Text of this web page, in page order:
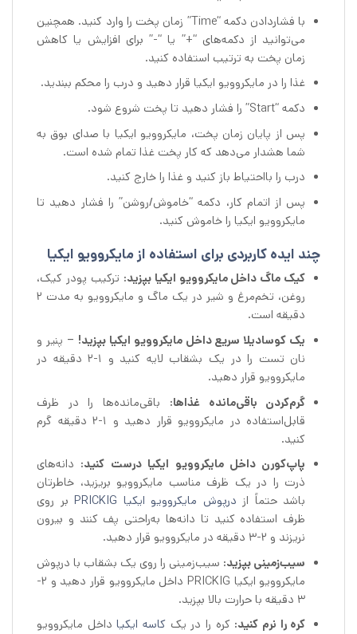
با فشاردادن دکمه “Time” زمان پخت را وارد کنید. همچنین
می‌توانید از دکمه‌های “+” یا “-” برای افزایش یا کاهش
زمان پخت به ترتیب استفاده کنید.
غذا را در مایکروویو ایکیا قرار دهید و درب را محکم ببندید.
دکمه “Start” را فشار دهید تا پخت شروع شود.
پس از پایان زمان پخت، مایکروویو ایکیا با صدای بوق به
شما هشدار می‌دهد که کار پخت غذا تمام شده است.
درب را بااحتیاط باز کنید و غذا را خارج کنید.
پس از اتمام کار، دکمه “خاموش/روشن” را فشار دهید تا
مایکروویو ایکیا را خاموش کنید.
چند ایده کاربردی برای استفاده از مایکروویو ایکیا
کیک ماگ داخل مایکروویو ایکیا بپزید: ترکیب پودر کیک،
روغن، تخم‌مرغ و شیر در یک ماگ و مایکروویو به مدت 2
دقیقه است.
یک کوسادیلا سریع داخل مایکروویو ایکیا بپزید! – پنیر و
نان تست را در یک بشقاب لایه کنید و 1-2 دقیقه در
مایکروویو قرار دهید.
گرم‌کردن باقی‌مانده غذاها‌: باقی‌مانده‌ها را در ظرف
قابل‌استفاده در مایکروویو قرار دهید و 1-2 دقیقه گرم
کنید.
پاپ‌کورن داخل مایکروویو ایکیا درست کنید: دانه‌های
ذرت را در یک ظرف مناسب مایکروویو بریزید، خاطرتان
باشد حتماً از درپوش مایکروویو ایکیا PRICKIG
بر روی
ظرف استفاده کنید تا دانه‌ها به‌راحتی پف کنند و بیرون
نریزند و 2-3 دقیقه در مایکروویو قرار دهید.
سیب‌زمینی بپزید: سیب‌زمینی را روی یک بشقاب با درپوش
مایکروویو ایکیا PRICKIG داخل مایکروویو قرار دهید و 2-
3 دقیقه با حرارت بالا بپزید.
کره را نرم کنید: کره را در یک‌ کاسه ایکیاداخل مایکروویو